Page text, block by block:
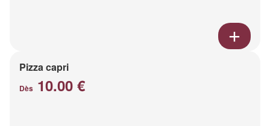
Pizza capri
Dès 10.00 €